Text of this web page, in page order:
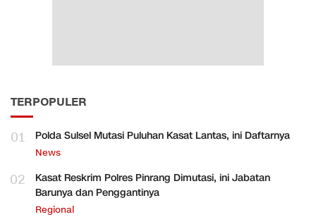
TERPOPULER
01 Polda Sulsel Mutasi Puluhan Kasat Lantas, ini Daftarnya
News
02
Kasat Reskrim Polres Pinrang Dimutasi, ini Jabatan
Barunya dan Penggantinya
Regional